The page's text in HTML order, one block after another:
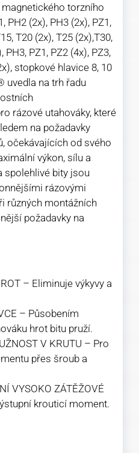
torzního
PH2 (2x), PH3 (2x), PZ1,
T20 (2x), T25 (2x),T30,
PZ1, PZ2 (4x), PZ3,
stopkové hlavice 8, 10
uvedla na trh řadu
rázové utahováky, které
na požadavky
očekávajících od svého
výkon, sílu a
spolehlivé bity jsou
rázovými
různých montážních
požadavky na
– Eliminuje výkyvy a
– Působením
hrot bitu pruží.
V KRUTU – Pro
přes šroub a
VYSOKO ZÁTĚŽOVÉ
krouticí moment.